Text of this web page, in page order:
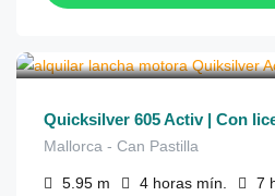
Quicksilver 605 Activ | Con
Mallorca - Can Pastilla
5.95 m 4 horas mín. 7